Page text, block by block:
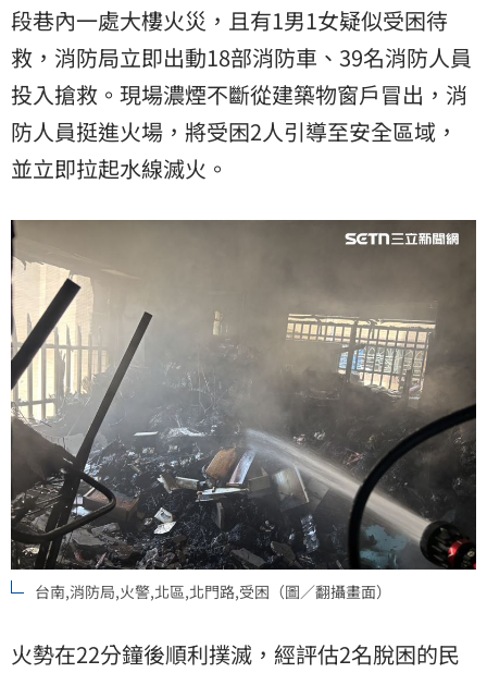
段巷內一處大樓火災，且有1男1女疑似受困待
救，消防局立即出動18部消防車、39名消防人員
投入搶救。現場濃煙不斷從建築物窗戶冒出，消
防人員挺進火場，將受困2人引導至安全區域，
並立即拉起水線滅火。
台南,消防局,火警,北區,北門路,受困（圖／翻攝畫面）
火勢在22分鐘後順利撲滅，經評估2名脫困的民